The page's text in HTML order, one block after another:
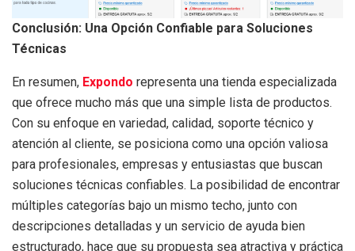
Conclusión: Una Opción Confiable para Soluciones
Técnicas
En resumen, Expondo representa una tienda especializada
que ofrece mucho más que una simple lista de productos.
Con su enfoque en variedad, calidad, soporte técnico y
atención al cliente, se posiciona como una opción valiosa
para profesionales, empresas y entusiastas que buscan
soluciones técnicas confiables. La posibilidad de encontrar
múltiples categorías bajo un mismo techo, junto con
descripciones detalladas y un servicio de ayuda bien
estructurado, hace que su propuesta sea atractiva y práctica